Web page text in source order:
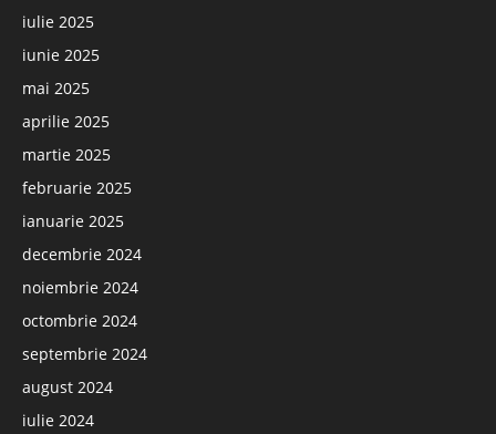
iulie 2025
iunie 2025
mai 2025
aprilie 2025
martie 2025
februarie 2025
ianuarie 2025
decembrie 2024
noiembrie 2024
octombrie 2024
septembrie 2024
august 2024
iulie 2024